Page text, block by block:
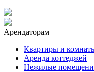
Арендаторам
Квартиры и
Аренда коттеджей
Нежилые